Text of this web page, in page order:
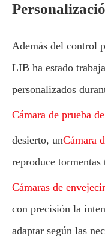
Además del control
LIB ha estado
personalizados
Cámara de prueba
desierto, unCámara
reproduce
Cámaras de
con precisión la
adaptar según las